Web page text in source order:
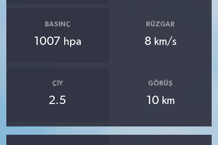
BASINÇ
1007 hpa
RÜZGAR
8 km/s
ÇIY
2.5
GÖRÜŞ
10 km